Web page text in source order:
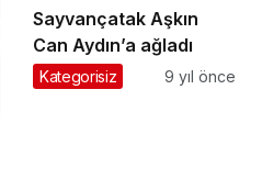
Sayvançatak Aşkın
Can Aydın’a ağladı
Kategorisiz 9 yıl önce